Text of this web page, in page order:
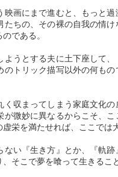
画にまで進むと、もっと
ちの、その裸の自我の情
である。
うとする夫に土下座して
トリック描写以外の何も
収まってしまう家庭文化
微妙に異なるからこそ、
栄を満たせれば、ここでは
い『生き方』とか、『軌
そこで夢を喰って生きるこ
の糸を買うため
樋口
の
る。
負の連鎖の初発点になっていく
姉妹は西北部ランカシャーの
悪く、１年も経ずに長女と次
ため、シャーロットとエミリ
によって完成させた、我が日
球一周と同じ距離だった。
い。
ある。
正しく表されているだけでな
も正しく表されている「サン
学
常に自己を等身大以上のものに
己を等身大以上のものに見せよ
の恐れの感情なのである。
の何かあるスキルの向上によ
の開拓は、自我の内側に今ま
意識させることにもなる。こ